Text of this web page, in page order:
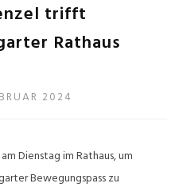
trifft
Rathaus
2024
Dienstag im Rathaus, um
Bewegungspass zu